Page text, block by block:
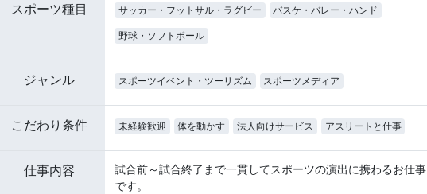
スポーツ種目 サッカー・フットサル・ラグビー バスケ・バレー・ハンド
野球・ソフトボール
ジャンル スポーツイベント・ツーリズム スポーツメディア
こだわり条件 未経験歓迎 体を動かす 法人向けサービス アスリートと仕事
仕事内容
試合前～試合終了まで一貫してスポーツの演出に携わるお仕事
です。